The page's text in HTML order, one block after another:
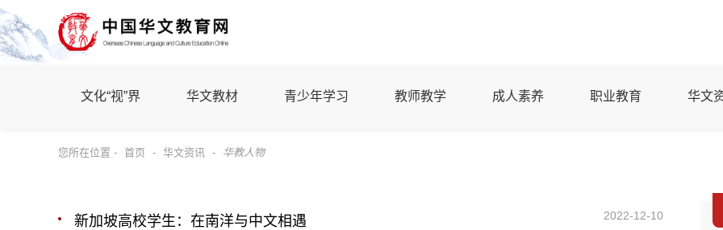
文化“视”界 华文教材 青少年学习 教师教学 成人素养 职业教育 华文
您所在位置 - 首页 - 华文资讯 - 华教人物
新加坡高校学生：在南洋与中文相遇 2022-12-10